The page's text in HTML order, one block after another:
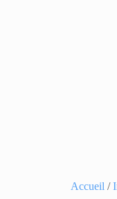
Accueil /